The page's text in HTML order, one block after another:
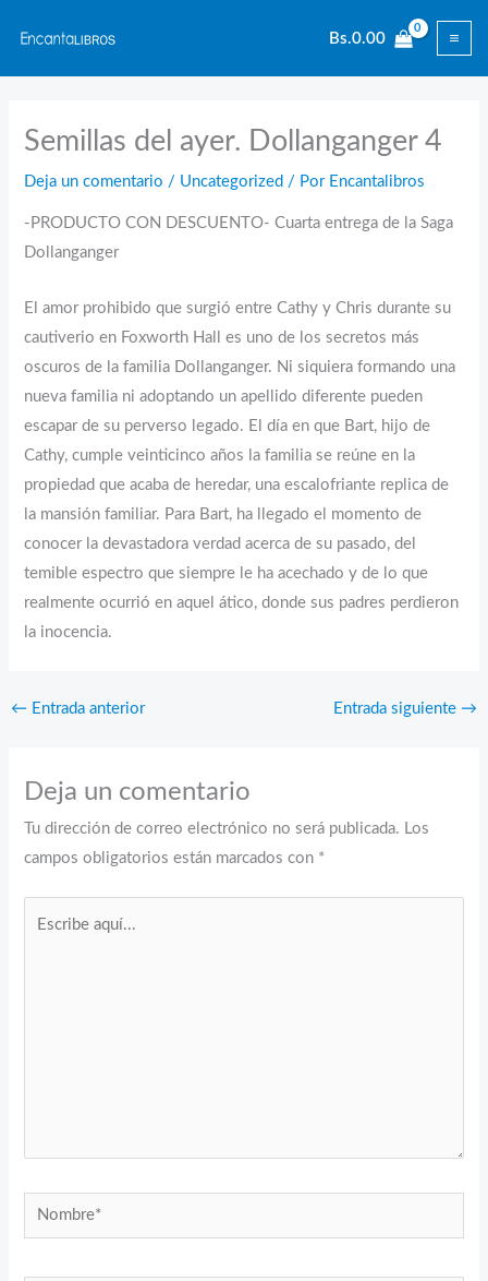
contenido
Bs.0.00
Semillas del ayer. Dollanganger 4
Deja un comentario / Uncategorized / Por Encantalibros
-PRODUCTO CON DESCUENTO- Cuarta entrega de la Saga
Dollanganger
El amor prohibido que surgió entre Cathy y Chris durante su
cautiverio en Foxworth Hall es uno de los secretos más
oscuros de la familia Dollanganger. Ni siquiera formando una
nueva familia ni adoptando un apellido diferente pueden
escapar de su perverso legado. El día en que Bart, hijo de
Cathy, cumple veinticinco años la familia se reúne en la
propiedad que acaba de heredar, una escalofriante replica de
la mansión familiar. Para Bart, ha llegado el momento de
conocer la devastadora verdad acerca de su pasado, del
temible espectro que siempre le ha acechado y de lo que
realmente ocurrió en aquel ático, donde sus padres perdieron
la inocencia.
← Entrada anterior Entrada siguiente →
Deja un comentario
Tu dirección de correo electrónico no será publicada. Los
campos obligatorios están marcados con *
Nombre*